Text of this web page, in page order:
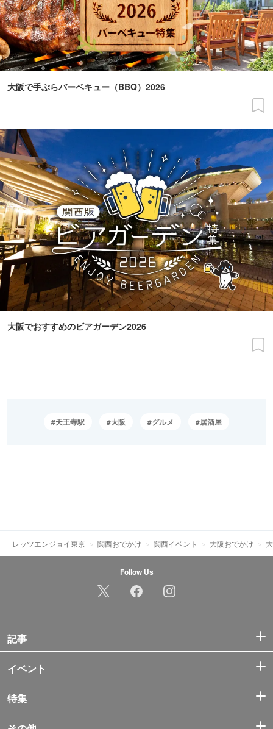
大阪で手ぶらバーベキュー（BBQ）2026
大阪でおすすめのビアガーデン2026
天王寺駅 大阪 グルメ 居酒屋
レッツエンジョイ東京 関西おでかけ 関西イベント 大阪おでかけ
Follow Us
記事
イベント
特集